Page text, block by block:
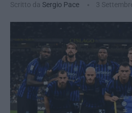
Scritto da Sergio Pace 3